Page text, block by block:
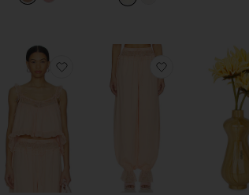
избранноеТОП LUMI